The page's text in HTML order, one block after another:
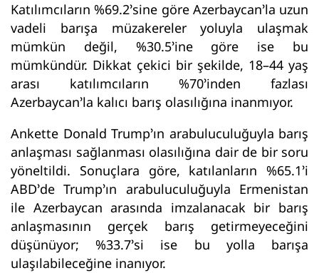
Katılımcıların %69.2’sine göre Azerbaycan’la uzun
vadeli barışa müzakereler yoluyla ulaşmak
mümkün değil, %30.5’ine göre ise bu
mümkündür. Dikkat çekici bir şekilde, 18–44 yaş
arası katılımcıların %70’inden fazlası
Azerbaycan’la kalıcı barış olasılığına inanmıyor.
Ankette Donald Trump’ın arabuluculuğuyla barış
anlaşması sağlanması olasılığına dair de bir soru
yöneltildi. Sonuçlara göre, katılanların %65.1’i
ABD’de Trump’ın arabuluculuğuyla Ermenistan
ile Azerbaycan arasında imzalanacak bir barış
anlaşmasının gerçek barış getirmeyeceğini
düşünüyor; %33.7’si ise bu yolla barışa
ulaşılabileceğine inanıyor.